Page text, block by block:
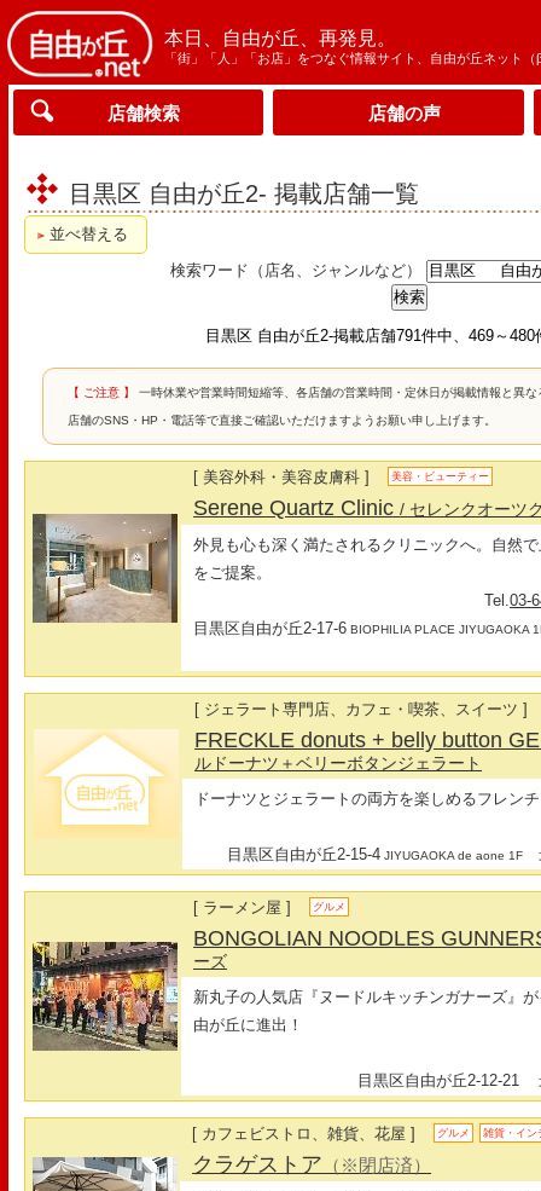
本日、自由が丘、再発見。
「街」「人」「お店」をつなぐ情報サイト、自由が丘ネット（
店舗検索 店舗の声
目黒区 自由が丘2- 掲載店舗一覧
並べ替える
検索ワード（店名、ジャンルなど）
目黒区 自由が丘2-掲載店舗791件中、469～480
【 ご注意 】 一時休業や営業時間短縮等、各店舗の営業時間・定休日が掲載情報と異
店舗のSNS・HP・電話等で直接ご確認いただけますようお願い申し上げます。
[ 美容外科・美容皮膚科 ] 美容・ビューティー
Serene Quartz Clinic/ セレンクオーツ
外見も心も深く満たされるクリニックへ。自然
をご提案。
Tel.03-
目黒区自由が丘2-17-6 BIOPHILIA PLACE JIYUGAOKA
[ ジェラート専門店、カフェ・喫茶、スイーツ ]
FRECKLE donuts + belly button
ルドーナツ＋ベリーボタンジェラート
ドーナツとジェラートの両方を楽しめるフレン
目黒区自由が丘2-15-4 JIYUGAOKA de aone 1F
[ ラーメン屋 ] グルメ
BONGOLIAN NOODLES
ーズ
新丸子の人気店『ヌードルキッチンガナーズ』
由が丘に進出！
目黒区自由が丘2-12-21
[ カフェビストロ、雑貨、花屋 ] グルメ 雑貨・イン
クラゲストア （※閉店済）